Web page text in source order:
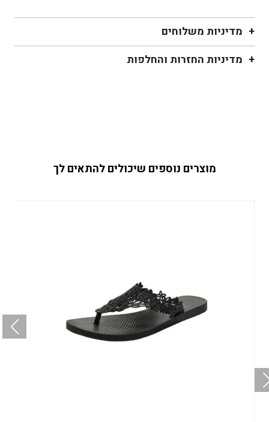
מדיניות משלוחים
מדיניות החזרות והחלפות
מוצרים נוספים שיכולים להתאים לך